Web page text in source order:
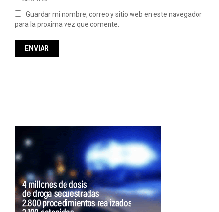
Guardar mi nombre, correo y sitio web en este navegador
para la proxima vez que comente.